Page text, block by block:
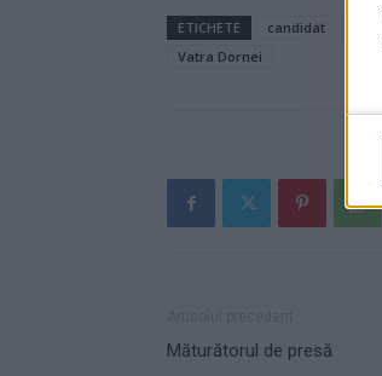
ETICHETE candidat
Vatra Dornei
Măturătorul de presă